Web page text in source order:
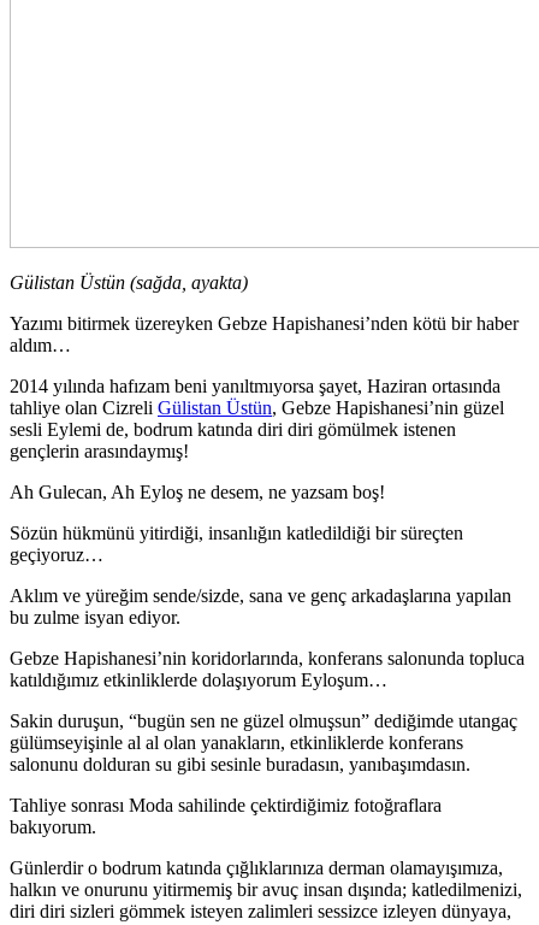
Gülistan Üstün (sağda, ayakta)
Yazımı bitirmek üzereyken Gebze Hapishanesi’nden kötü bir haber
aldım…
2014 yılında hafızam beni yanıltmıyorsa şayet, Haziran ortasında
tahliye olan Cizreli Gülistan Üstün, Gebze Hapishanesi’nin güzel
sesli Eylemi de, bodrum katında diri diri gömülmek istenen
gençlerin arasındaymış!
Ah Gulecan, Ah Eyloş ne desem, ne yazsam boş!
Sözün hükmünü yitirdiği, insanlığın katledildiği bir süreçten
geçiyoruz…
Aklım ve yüreğim sende/sizde, sana ve genç arkadaşlarına yapılan
bu zulme isyan ediyor.
Gebze Hapishanesi’nin koridorlarında, konferans salonunda topluca
katıldığımız etkinliklerde dolaşıyorum Eyloşum…
Sakin duruşun, “bugün sen ne güzel olmuşsun” dediğimde utangaç
gülümseyişinle al al olan yanakların, etkinliklerde konferans
salonunu dolduran su gibi sesinle buradasın, yanıbaşımdasın.
Tahliye sonrası Moda sahilinde çektirdiğimiz fotoğraflara
bakıyorum.
Günlerdir o bodrum katında çığlıklarınıza derman olamayışımıza,
halkın ve onurunu yitirmemiş bir avuç insan dışında; katledilmenizi,
diri diri sizleri gömmek isteyen zalimleri sessizce izleyen dünyaya,